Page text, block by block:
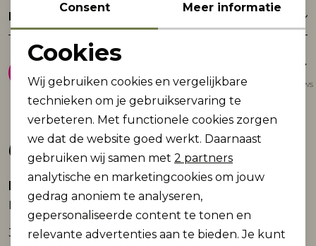
Retourneren
8.9 Gemiddelde van 1947 reviews
Gerelateerde producten
2e Jeans -50%
Name It
36,99
2e Jeans -50%
Name It
34,99
Noodzakelijke cookies
Personalisatie cookies
Analytische cookies
Marketing cookies
Consent Meer informatie
Cookies
Wij gebruiken cookies en vergelijkbare
technieken om je gebruikservaring te
verbeteren. Met functionele cookies zorgen
we dat de website goed werkt. Daarnaast
gebruiken wij samen met 2 partners
analytische en marketingcookies om jouw
gedrag anoniem te analyseren,
gepersonaliseerde content te tonen en
relevante advertenties aan te bieden. Je kunt